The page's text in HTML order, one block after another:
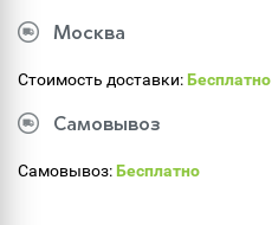
Москва
Стоимость доставки:Бесплатно
Самовывоз
Самовывоз:Бесплатно